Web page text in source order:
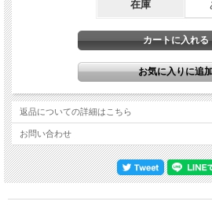
Are Way - Up In The Sky 05. Some Might Say 06.
Wonderwall 08. Roll With It HOTEL BABYLON
In Anger RADIO DEEJAY ACOUSTIC SESSION
11. Cast No Shadow 12. Live Forever TOP OF
在庫
返品についての詳細はこちら
お問い合わせ